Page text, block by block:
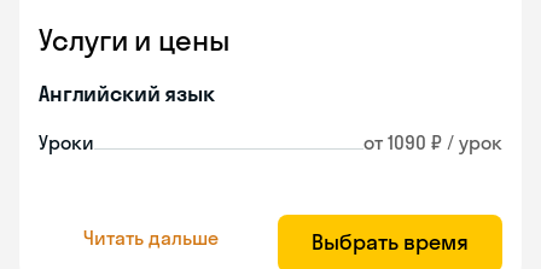
Услуги и цены
Английский язык
Уроки от 1090 ₽ / урок
Читать дальше Выбрать время